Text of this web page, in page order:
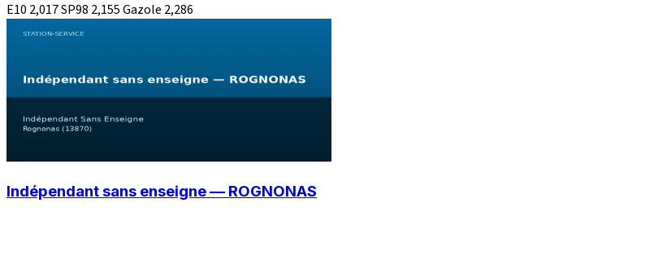
E10 2,017SP98 2,155Gazole 2,286
Indépendant sans enseigne — ROGNONAS